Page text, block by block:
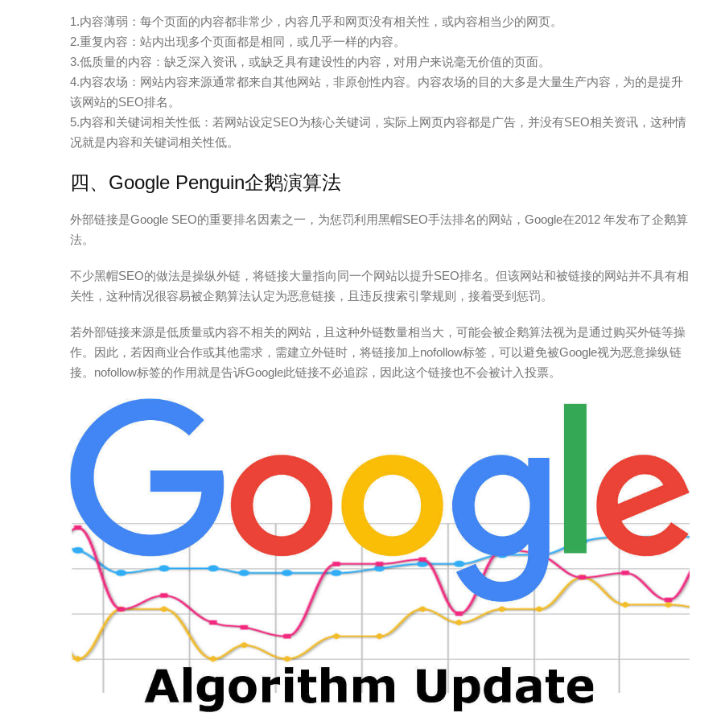
1.内容薄弱：每个页面的内容都非常少，内容几乎和网页没有相关性，或内容相当少的网页。
2.重复内容：站内出现多个页面都是相同，或几乎一样的内容。
3.低质量的内容：缺乏深入资讯，或缺乏具有建设性的内容，对用户来说毫无价值的页面。
4.内容农场：网站内容来源通常都来自其他网站，非原创性内容。内容农场的目的大多是大量生产内容，为的是提升
该网站的SEO排名。
5.内容和关键词相关性低：若网站设定SEO为核心关键词，实际上网页内容都是广告，并没有SEO相关资讯，这种情
况就是内容和关键词相关性低。
四、Google Penguin企鹅演算法
外部链接是Google SEO的重要排名因素之一，为惩罚利用黑帽SEO手法排名的网站，Google在2012 年发布了企鹅算
法。
不少黑帽SEO的做法是操纵外链，将链接大量指向同一个网站以提升SEO排名。但该网站和被链接的网站并不具有相
关性，这种情况很容易被企鹅算法认定为恶意链接，且违反搜索引擎规则，接着受到惩罚。
若外部链接来源是低质量或内容不相关的网站，且这种外链数量相当大，可能会被企鹅算法视为是通过购买外链等操
作。因此，若因商业合作或其他需求，需建立外链时，将链接加上nofollow标签，可以避免被Google视为恶意操纵链
接。nofollow标签的作用就是告诉Google此链接不必追踪，因此这个链接也不会被计入投票。